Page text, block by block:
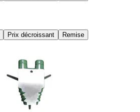
Prix décroissant Remise